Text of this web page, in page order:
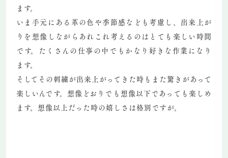
ます。
いま手元にある革の色や季節感なども考慮し、出来上が
りを想像しながらあれこれ考えるのはとても楽しい時間
です。たくさんの仕事の中でもかなり好きな作業になり
ます。
そしてその刺繍が出来上がってきた時もまた驚きがあって
楽しいんです。想像どおりでも想像以下であっても楽しめ
ます。想像以上だった時の嬉しさは格別ですが。